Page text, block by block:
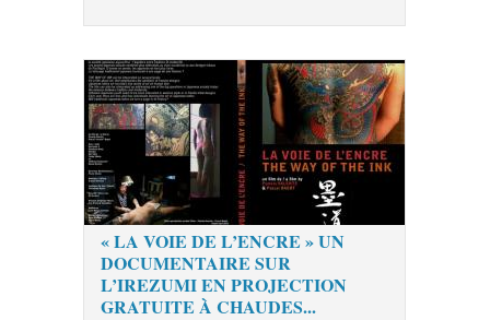
« LA VOIE DE L’ENCRE » UN
DOCUMENTAIRE SUR
L’IREZUMI EN PROJECTION
GRATUITE À CHAUDES...